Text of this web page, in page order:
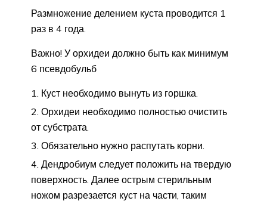
Размножение делением куста проводится 1
раз в 4 года.
Важно! У орхидеи должно быть как минимум
6 псевдобульб
Куст необходимо вынуть из горшка.
Орхидеи необходимо полностью очистить
от субстрата.
Обязательно нужно распутать корни.
Дендробиум следует положить на твердую
поверхность. Далее острым стерильным
ножом разрезается куст на части, таким